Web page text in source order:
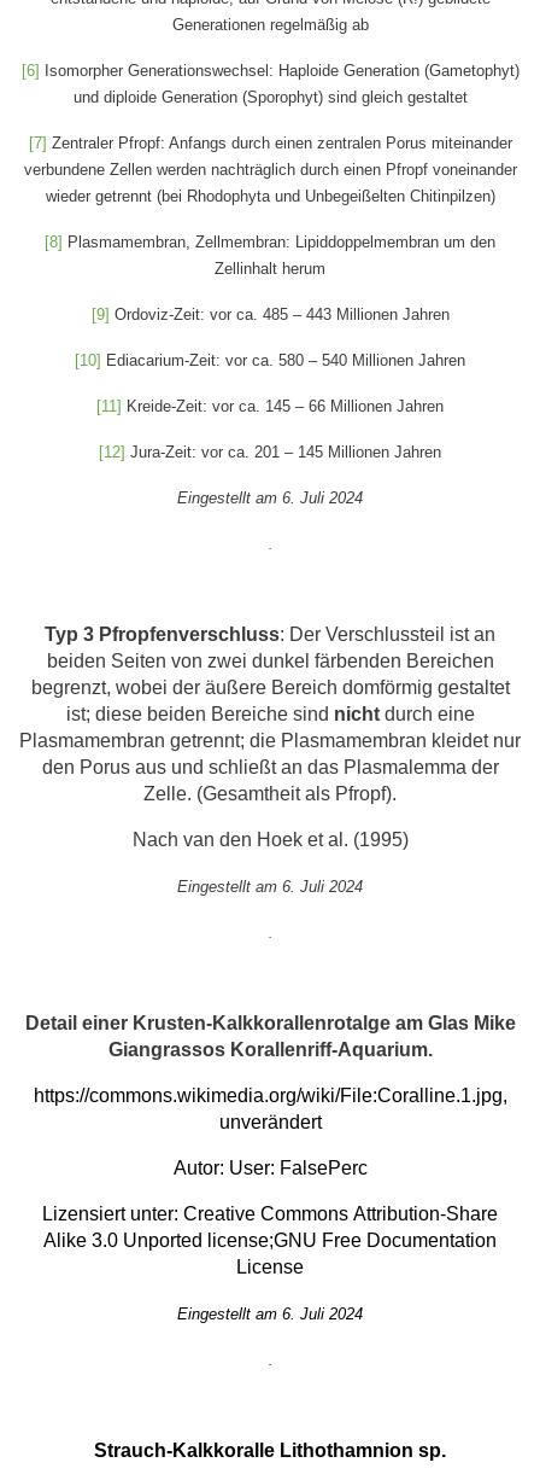
Generationen regelmäßig ab
[6] Isomorpher Generationswechsel: Haploide Generation (Gametophyt)
und diploide Generation (Sporophyt) sind gleich gestaltet
[7] Zentraler Pfropf: Anfangs durch einen zentralen Porus miteinander
verbundene Zellen werden nachträglich durch einen Pfropf voneinander
wieder getrennt (bei Rhodophyta und Unbegeißelten Chitinpilzen)
[8] Plasmamembran, Zellmembran: Lipiddoppelmembran um den
Zellinhalt herum
[9] Ordoviz-Zeit: vor ca. 485 – 443 Millionen Jahren
[10] Ediacarium-Zeit: vor ca. 580 – 540 Millionen Jahren
[11] Kreide-Zeit: vor ca. 145 – 66 Millionen Jahren
[12] Jura-Zeit: vor ca. 201 – 145 Millionen Jahren
Eingestellt am 6. Juli 2024
Typ 3 Pfropfenverschluss: Der Verschlussteil ist an
beiden Seiten von zwei dunkel färbenden Bereichen
begrenzt, wobei der äußere Bereich domförmig gestaltet
ist; diese beiden Bereiche sind nichtdurch eine
Plasmamembran getrennt; die Plasmamembran kleidet nur
den Porus aus und schließt an das Plasmalemma der
Zelle. (Gesamtheit als Pfropf).
Nach van den Hoek et al. (1995)
Eingestellt am 6. Juli 2024
Detail einer Krusten-Kalkkorallenrotalge am Glas Mike
Giangrassos Korallenriff-Aquarium.
https://commons.wikimedia.org/wiki/File:Coralline.1.jpg,
unverändert
Autor: User: FalsePerc
Lizensiert unter: Creative Commons Attribution-Share
Alike 3.0 Unported
license;GNU Free Documentation
License
Eingestellt am 6. Juli 2024
Strauch-Kalkkoralle Lithothamnion sp.